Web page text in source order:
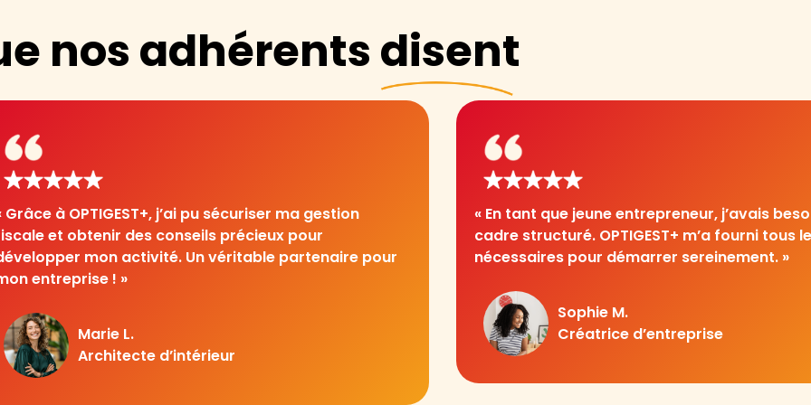
nos adhérents disent
En tant que jeune entrepreneur, j’avais besoin d’un
structuré. OPTIGEST+ m’a fourni tous les outils
pour démarrer sereinement. »
Créatrice d’entreprise
« L’accompagnement personnalisé
permis d’éviter de nombreux écueils
Leur réactivité et leur expertise sont
Thomas D.
Consultant indépendant